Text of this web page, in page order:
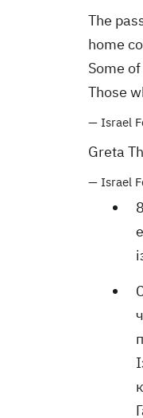
The
home
Some
Those
— Israel
Greta
— Israel